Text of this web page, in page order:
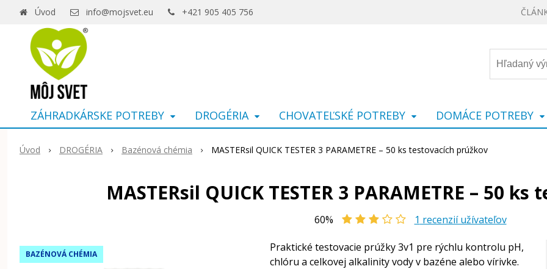
Úvod info@mojsvet.eu +421 905 405 756
ZÁHRADKÁRSKE POTREBY DROGÉRIA CHOVATEĽSKÉ POTREBY DOMÁCE POTREBY
Úvod DROGÉRIA Bazénová chémia MASTERsil QUICK TESTER 3 PARAMETRE – 50 ks testovacích prúžkov
MASTERsil QUICK TESTER 3 PARAMETRE – 50
60% 1 recenzií užívateľov
BAZÉNOVÁ CHÉMIA
Praktické testovacie prúžky 3v1 pre rýchlu kontrolu pH,
chlóru a celkovej alkalinity vody v bazéne alebo vírivke.